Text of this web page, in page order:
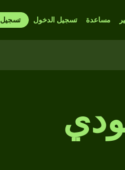
مساعدة تسجيل الدخول تسجيل